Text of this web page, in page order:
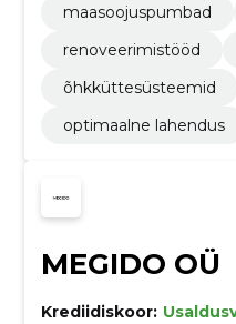
maasoojuspumbad
renoveerimistööd
õhkküttesüsteemid
optimaalne lahendus
MEGIDO OÜ
Krediidiskoor: